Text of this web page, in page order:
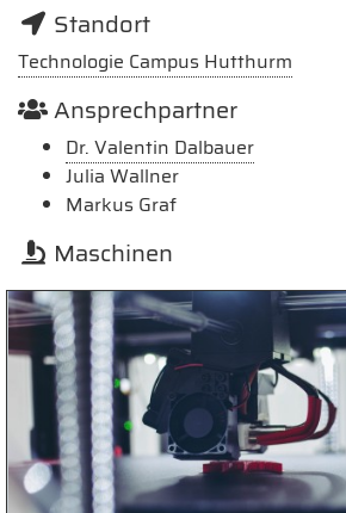
Standort
Technologie Campus Hutthurm
Ansprechpartner
Dr. Valentin Dalbauer
Julia Wallner
Markus Graf
Maschinen